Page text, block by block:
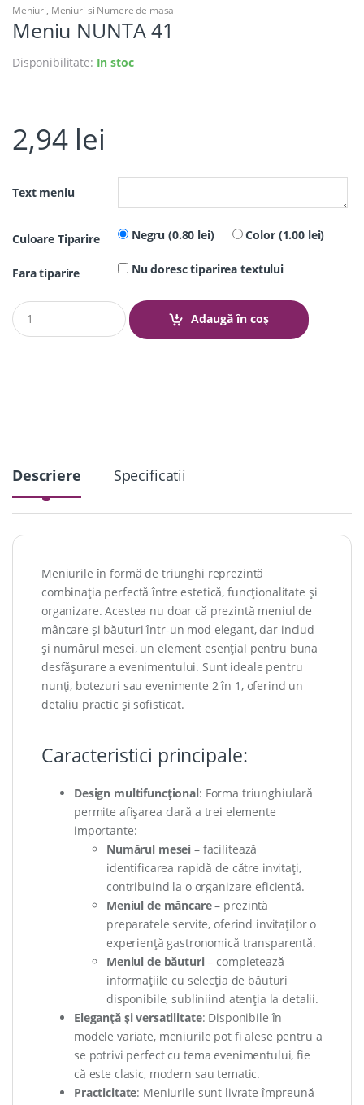
Meniuri, Meniuri si Numere de masa
Meniu NUNTA 41
Disponibilitate: In stoc
2,94 lei
Text meniu
Culoare Tiparire Negru (0.80 lei) Color (1.00 lei)
Fara tiparire Nu doresc tiparirea textului
Q
u
a
Adaugă în coș
Descriere Specificatii
Meniurile în formă de triunghi reprezintă
combinația perfectă între estetică, funcționalitate și
organizare. Acestea nu doar că prezintă meniul de
mâncare și băuturi într-un mod elegant, dar includ
și numărul mesei, un element esențial pentru buna
desfășurare a evenimentului. Sunt ideale pentru
nunți, botezuri sau evenimente 2 în 1, oferind un
detaliu practic și sofisticat.
Caracteristici principale:
Design multifuncțional: Forma triunghiulară
permite afișarea clară a trei elemente
importante:
Numărul mesei – facilitează
identificarea rapidă de către invitați,
contribuind la o organizare eficientă.
Meniul de mâncare– prezintă
preparatele servite, oferind invitaților o
experiență gastronomică transparentă.
Meniul de băuturi– completează
informațiile cu selecția de băuturi
disponibile, subliniind atenția la detalii.
Eleganță și versatilitate: Disponibile în
modele variate, meniurile pot fi alese pentru a
se potrivi perfect cu tema evenimentului, fie
că este clasic, modern sau tematic.
Practicitate: Meniurile sunt livrate împreună